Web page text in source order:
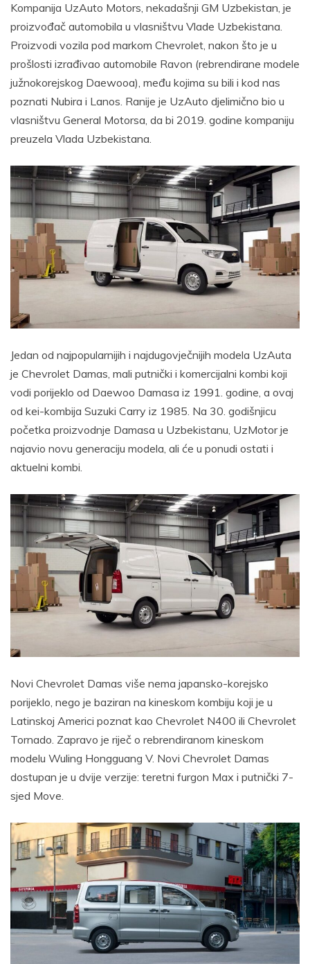
Kompanija UzAuto Motors, nekadašnji GM Uzbekistan, je
proizvođač automobila u vlasništvu Vlade Uzbekistana.
Proizvodi vozila pod markom Chevrolet, nakon što je u
prošlosti izrađivao automobile Ravon (rebrendirane modele
južnokorejskog Daewooa), među kojima su bili i kod nas
poznati Nubira i Lanos. Ranije je UzAuto djelimično bio u
vlasništvu General Motorsa, da bi 2019. godine kompaniju
preuzela Vlada Uzbekistana.
Jedan od najpopularnijih i najdugovječnijih modela UzAuta
je Chevrolet Damas, mali putnički i komercijalni kombi koji
vodi porijeklo od Daewoo Damasa iz 1991. godine, a ovaj
od kei-kombija Suzuki Carry iz 1985. Na 30. godišnjicu
početka proizvodnje Damasa u Uzbekistanu, UzMotor je
najavio novu generaciju modela, ali će u ponudi ostati i
aktuelni kombi.
Novi Chevrolet Damas više nema japansko-korejsko
porijeklo, nego je baziran na kineskom kombiju koji je u
Latinskoj Americi poznat kao Chevrolet N400 ili Chevrolet
Tornado. Zapravo je riječ o rebrendiranom kineskom
modelu Wuling Hongguang V. Novi Chevrolet Damas
dostupan je u dvije verzije: teretni furgon Max i putnički 7-
sjed Move.